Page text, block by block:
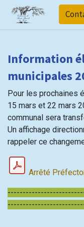
Information
municipales
Pour les prochaines
15 mars et 22 mars
communal sera
Un affichage
rappeler ce
Arrêté